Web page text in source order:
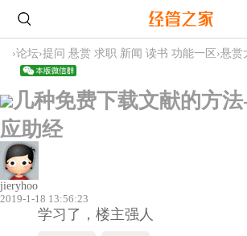
›论坛›提问 悬赏 求职 新闻 读书 功能一区 ›悬赏
几种免费下载文献的方
应助经
jieryhoo
2019-1-18 13:56:23
学习了，楼主强人